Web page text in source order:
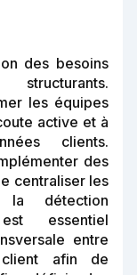
des besoins
les équipes
active et à
clients.
des
centraliser les
la détection
essentiel
entre
afin de